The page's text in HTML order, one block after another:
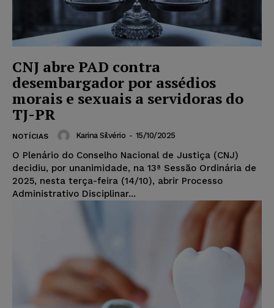
CNJ abre PAD contra
desembargador por assédios
morais e sexuais a servidoras do
TJ-PR
NOTÍCIAS Karina Silvério - 15/10/2025
O Plenário do Conselho Nacional de Justiça (CNJ)
decidiu, por unanimidade, na 13ª Sessão Ordinária de
2025, nesta terça-feira (14/10), abrir Processo
Administrativo Disciplinar...